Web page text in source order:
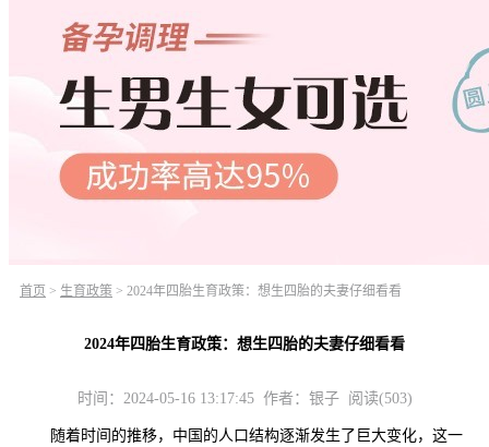
首页 > 生育政策 > 2024年四胎生育政策：想生四胎的夫妻仔细看看
2024年四胎生育政策：想生四胎的夫妻仔细看看
时间：2024-05-16 13:17:45 作者：银子 阅读(503)
随着时间的推移，中国的人口结构逐渐发生了巨大变化，这一